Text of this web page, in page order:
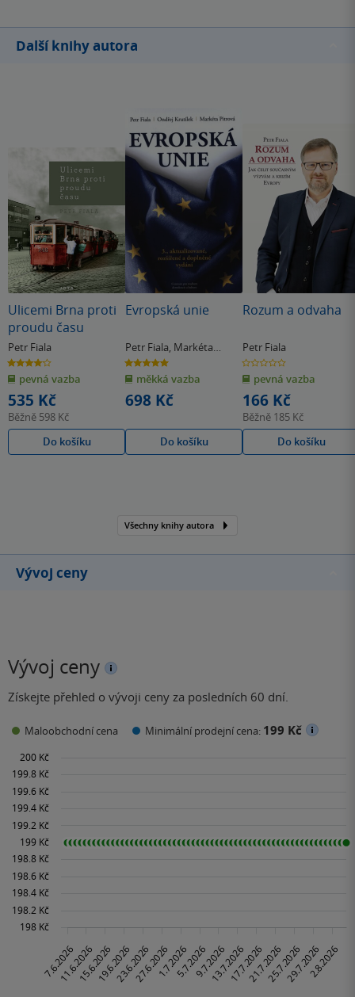
Další knihy autora
Ulicemi Brna proti
proudu času
Petr Fiala
4.1
z
5
hvězdiček
pevná vazba
535 Kč
Běžně 598 Kč
Do košíku
Evropská unie
Petr Fiala, Markéta
Pitrová
5.0
z
5
hvězdiček
měkká vazba
698 Kč
Do košíku
Rozum a odvaha
Petr Fiala
0.0
z
5
hvězdiček
pevná vazba
166 Kč
Běžně 185 Kč
Do košíku
Všechny knihy autora
Vývoj ceny
Vývoj ceny
Získejte přehled o vývoji ceny za posledních 60 dní.
Maloobchodní cena Minimální prodejní cena: 199 Kč